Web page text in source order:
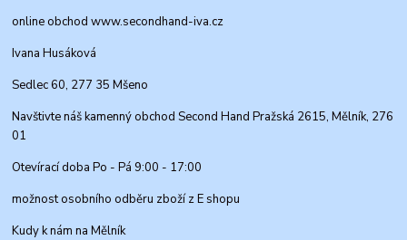
online obchod www.secondhand-iva.cz
Ivana Husáková
Sedlec 60, 277 35 Mšeno
Navštivte náš kamenný obchod Second Hand Pražská 2615, Mělník, 276
01
Otevírací doba Po - Pá 9:00 - 17:00
možnost osobního odběru zboží z E shopu
Kudy k nám na Mělník